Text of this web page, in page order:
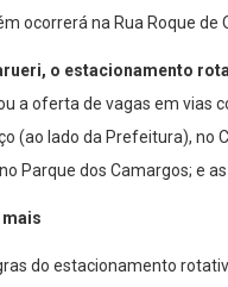
ocorrerá na Rua Roque de
o estacionamento
a oferta de vagas em vias
(ao lado da Prefeitura), no
Parque dos Camargos; e
mais
do estacionamento